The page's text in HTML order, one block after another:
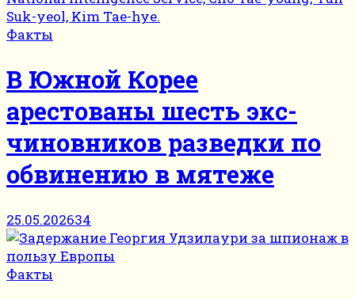
Факты
В Южной Корее
арестованы шесть экс-
чиновников разведки по
обвинению в мятеже
25.05.202634
Факты